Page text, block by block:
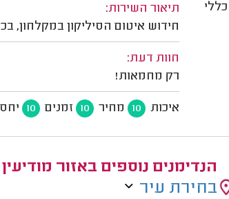
תיאור השירות:
חידוש איטום הסיליקון במקלחון,
חוות דעת:
רק מחמאות!
איכות 10 מחיר 10 זמנים 10 יחס
כללי
הנדימנים נוספים באזור
בחירת עיר